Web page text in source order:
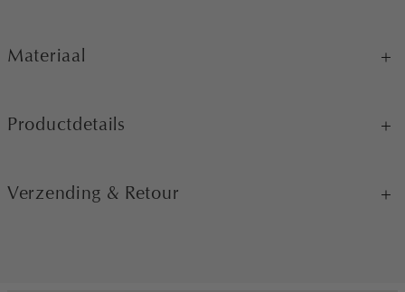
Materiaal
Productdetails
Verzending & Retour